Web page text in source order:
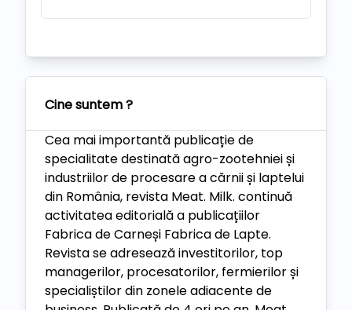
Cine suntem ?
Cea mai importantă publicație de
specialitate destinată agro-zootehniei și
industriilor de procesare a cărnii și laptelui
din România, revista Meat. Milk. continuă
activitatea editorială a publicațiilor
Fabrica de Carneși Fabrica de Lapte.
Revista se adresează investitorilor, top
managerilor, procesatorilor, fermierilor și
specialiștilor din zonele adiacente de